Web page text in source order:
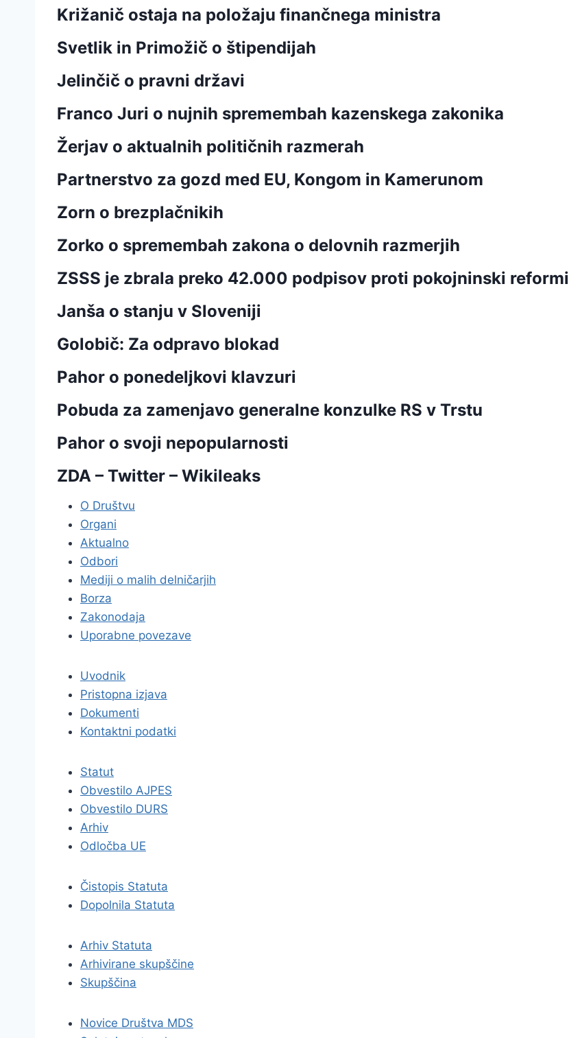
Križanič ostaja na položaju finančnega ministra
Svetlik in Primožič o štipendijah
Jelinčič o pravni državi
Franco Juri o nujnih spremembah kazenskega zakonika
Žerjav o aktualnih političnih razmerah
Partnerstvo za gozd med EU, Kongom in Kamerunom
Zorn o brezplačnikih
Zorko o spremembah zakona o delovnih razmerjih
ZSSS je zbrala preko 42.000 podpisov proti pokojninski reformi
Janša o stanju v Sloveniji
Golobič: Za odpravo blokad
Pahor o ponedeljkovi klavzuri
Pobuda za zamenjavo generalne konzulke RS v Trstu
Pahor o svoji nepopularnosti
ZDA – Twitter – Wikileaks
O Društvu
Organi
Aktualno
Odbori
Mediji o malih delničarjih
Borza
Zakonodaja
Uporabne povezave
Uvodnik
Pristopna izjava
Dokumenti
Kontaktni podatki
Statut
Obvestilo AJPES
Obvestilo DURS
Arhiv
Odločba UE
Čistopis Statuta
Dopolnila Statuta
Arhiv Statuta
Arhivirane skupščine
Skupščina
Novice Društva MDS